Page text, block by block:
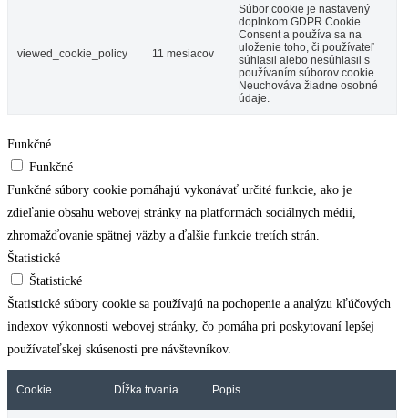
viewed_cookie_policy 11 mesiacov
Súbor cookie je nastavený
doplnkom GDPR Cookie
Consent a používa sa na
uloženie toho, či používateľ
súhlasil alebo nesúhlasil s
používaním súborov cookie.
Neuchováva žiadne osobné
údaje.
Funkčné
Funkčné
Funkčné súbory cookie pomáhajú vykonávať určité funkcie, ako je
zdieľanie obsahu webovej stránky na platformách sociálnych médií,
zhromažďovanie spätnej väzby a ďalšie funkcie tretích strán.
Štatistické
Štatistické
Štatistické súbory cookie sa používajú na pochopenie a analýzu kľúčových
indexov výkonnosti webovej stránky, čo pomáha pri poskytovaní lepšej
používateľskej skúsenosti pre návštevníkov.
Cookie Dĺžka trvania Popis